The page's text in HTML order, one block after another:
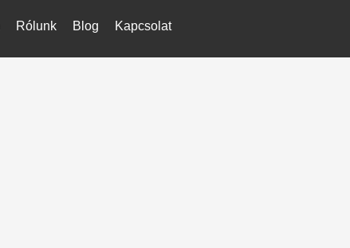
Rólunk Blog Kapcsolat